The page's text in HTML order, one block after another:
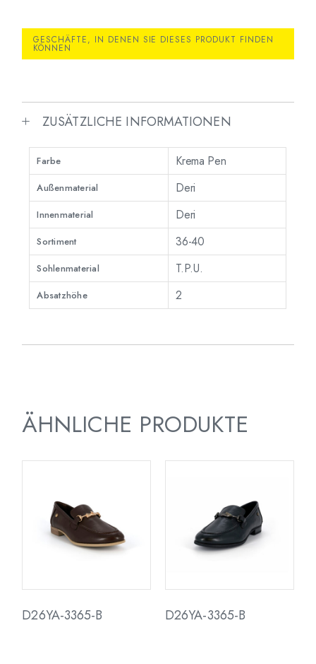
GESCHÄFTE, IN DENEN SIE DIESES PRODUKT FINDEN
KÖNNEN
ZUSÄTZLICHE INFORMATIONEN
Farbe Krema Pen
Außenmaterial Deri
Innenmaterial Deri
Sortiment 36-40
Sohlenmaterial T.P.U.
Absatzhöhe 2
ÄHNLICHE PRODUKTE
D26YA-3365-B D26YA-3365-B